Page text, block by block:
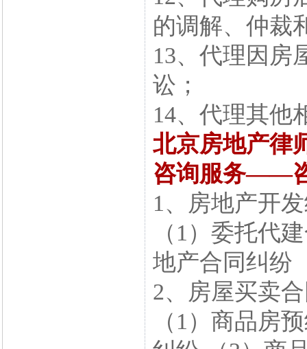
的调解、仲裁
13、代理因房
讼；
14、代理其他
北京房地产律
咨询服务——
1、房地产开
（1）委托代
地产合同纠纷
2、房屋买卖
（1）商品房